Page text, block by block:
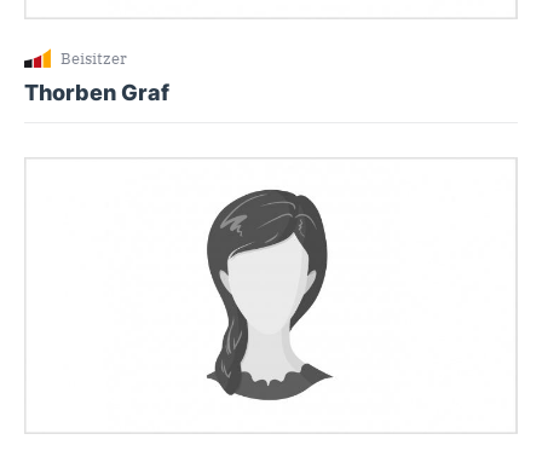
Beisitzer
Thorben Graf